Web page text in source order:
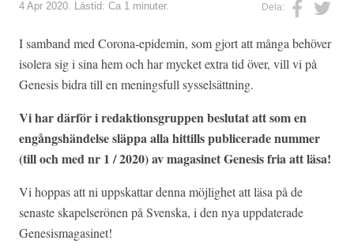
Dela:
4 Apr 2020. Lästid: Ca 1 minuter.
I samband med Corona-epidemin, som gjort att många behöver
isolera sig i sina hem och har mycket extra tid över, vill vi på
Genesis bidra till en meningsfull sysselsättning.
Vi har därför i redaktionsgruppen beslutat att som en
engångshändelse släppa alla hittills publicerade nummer
(till och med nr 1 / 2020) av magasinet Genesis fria att läsa!
Vi hoppas att ni uppskattar denna möjlighet att läsa på de
senaste skapelserönen på Svenska, i den nya uppdaterade
Genesismagasinet!